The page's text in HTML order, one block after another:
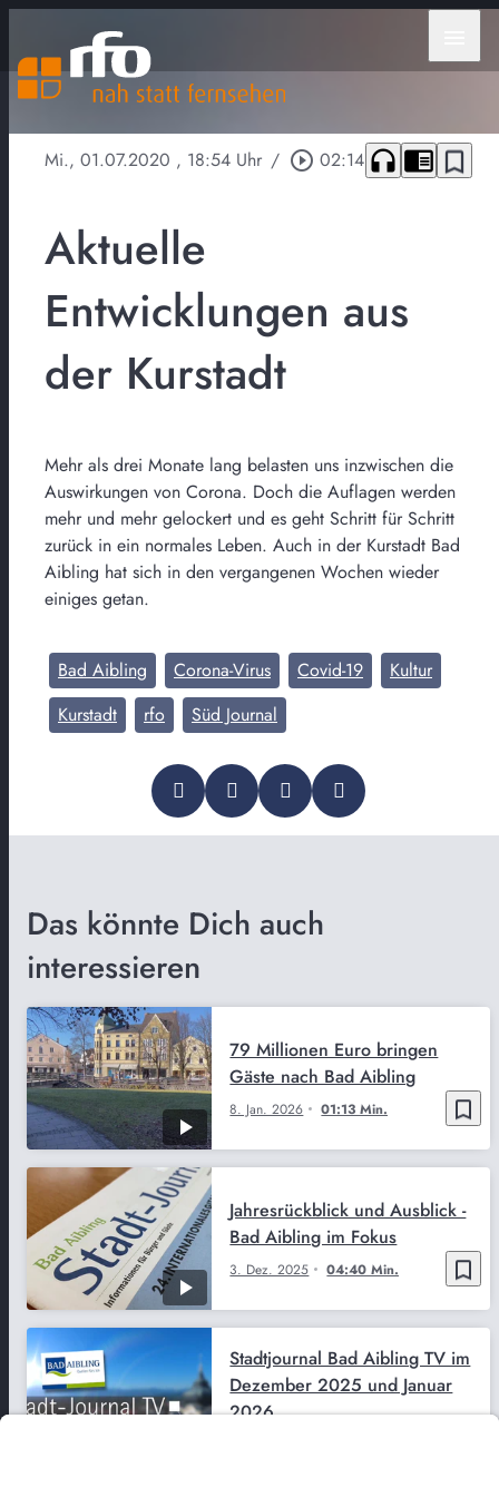
Mi., 01.07.2020 , 18:54 Uhr / play_circle_outline 02:14 headphones chrome_reader_mode bookmark_border
Aktuelle
Entwicklungen aus
der Kurstadt
Mehr als drei Monate lang belasten uns inzwischen die
Auswirkungen von Corona. Doch die Auflagen werden
mehr und mehr gelockert und es geht Schritt für Schritt
zurück in ein normales Leben. Auch in der Kurstadt Bad
Aibling hat sich in den vergangenen Wochen wieder
einiges getan.
Bad Aibling Corona-Virus Covid-19
Kultur
Kurstadt
rfo Süd Journal
Das könnte Dich auch
interessieren
bookmark_border
8. Jan. 2026 01:13 Min.
79 Millionen Euro bringen
Gäste nach Bad Aibling
bookmark_border
3. Dez. 2025 04:40 Min.
Jahresrückblick und Ausblick -
Bad Aibling im Fokus
Stadtjournal Bad Aibling TV im
Dezember 2025 und Januar
2026